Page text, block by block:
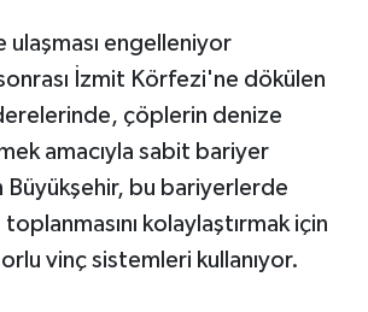
engelleniyor
İzmit Körfezi'ne dökülen
çöplerin denize
amacıyla sabit bariyer
Büyükşehir, bu bariyerlerde
kolaylaştırmak için
vinç sistemleri kullanıyor.